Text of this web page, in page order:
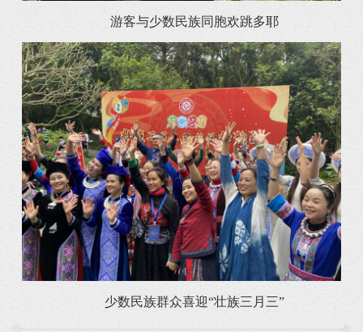
游客与少数民族同胞欢跳多耶
少数民族群众喜迎“壮族三月三”